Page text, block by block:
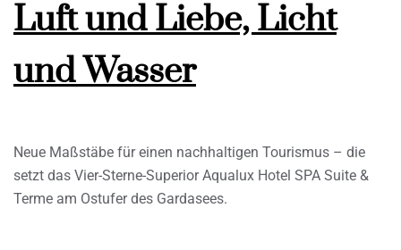
Luft und Liebe, Licht
und Wasser
Neue Maßstäbe für einen nachhaltigen Tourismus – die
setzt das Vier-Sterne-Superior Aqualux Hotel SPA Suite &
Terme am Ostufer des Gardasees.